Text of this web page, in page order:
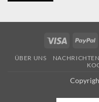
Visa
ÜBER UNS NACHRICHTEN